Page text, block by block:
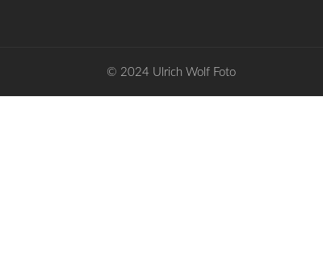
© 2024 Ulrich Wolf Foto